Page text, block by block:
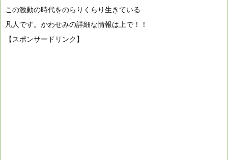
この激動の時代をのらりくらり生きている
凡人です。かわせみの詳細な情報は上で！！
【スポンサードリンク】